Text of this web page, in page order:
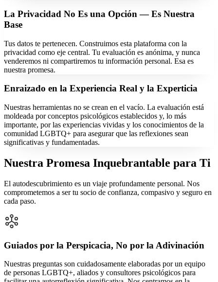
La Privacidad No Es una Opción — Es Nuestra
Base
Tus datos te pertenecen. Construimos esta plataforma con la
privacidad como eje central. Tu evaluación es anónima, y nunca
venderemos ni compartiremos tu información personal. Esa es
nuestra promesa.
Enraizado en la Experiencia Real y la Experticia
Nuestras herramientas no se crean en el vacío. La evaluación está
moldeada por conceptos psicológicos establecidos y, lo más
importante, por las experiencias vividas y los conocimientos de la
comunidad LGBTQ+ para asegurar que las reflexiones sean
significativas y fundamentadas.
Nuestra Promesa Inquebrantable para Ti
El autodescubrimiento es un viaje profundamente personal. Nos
comprometemos a ser tu socio de confianza, compasivo y seguro en
cada paso.
Guiados por la Perspicacia, No por la Adivinación
Nuestras preguntas son cuidadosamente elaboradas por un equipo
de personas LGBTQ+, aliados y consultores psicológicos para